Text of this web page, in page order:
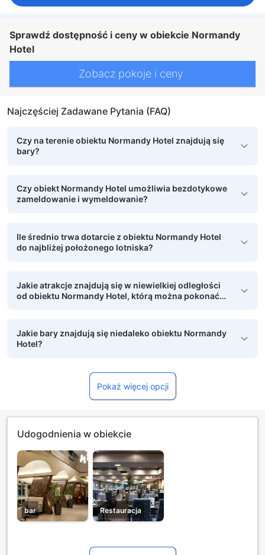
Sprawdź dostępność i ceny w obiekcie Normandy
Hotel
Zobacz pokoje i ceny
Najczęściej Zadawane Pytania (FAQ)
Czy na terenie obiektu Normandy Hotel znajdują się
bary?
Czy obiekt Normandy Hotel umożliwia bezdotykowe
zameldowanie i wymeldowanie?
Ile średnio trwa dotarcie z obiektu Normandy Hotel
do najbliżej położonego lotniska?
Jakie atrakcje znajdują się w niewielkiej odległości
od obiektu Normandy Hotel, którą można pokonać
Jakie bary znajdują się niedaleko obiektu Normandy
Hotel?
Pokaż więcej opcji
Udogodnienia w obiekcie
bar Restauracja